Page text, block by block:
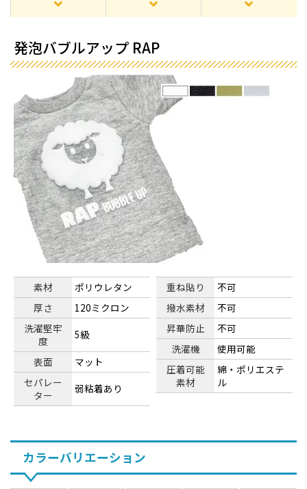
発泡バブルアップ RAP
素材
ポリウレタン
厚さ
120ミクロン
洗濯堅牢
度
5級
表面
マット
セパレー
ター
弱粘着あり
重ね貼り
不可
撥水素材
不可
昇華防止
不可
洗濯機
使用可能
圧着可能
素材
綿・ポリエステ
ル
カラーバリエーション